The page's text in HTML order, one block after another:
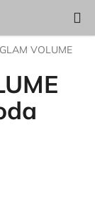
KOŠÍK
VOLUME